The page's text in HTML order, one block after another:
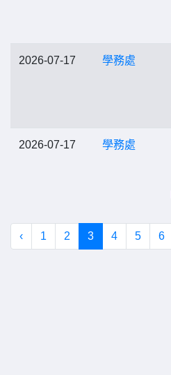
2026-07-17 學務處
2026-07-17 學務處
‹ 1 2 3 4 5 6